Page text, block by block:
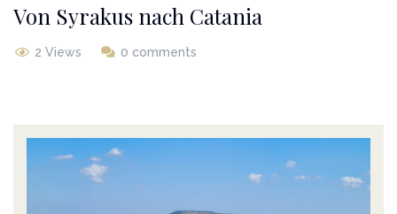
Von Syrakus nach Catania
2 Views 0 comments